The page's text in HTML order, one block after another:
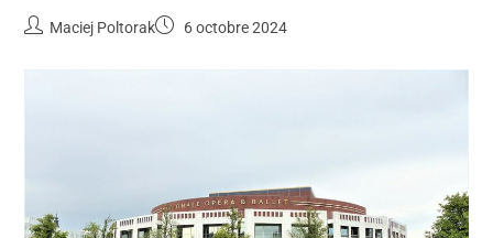
Maciej Poltorak 6 octobre 2024